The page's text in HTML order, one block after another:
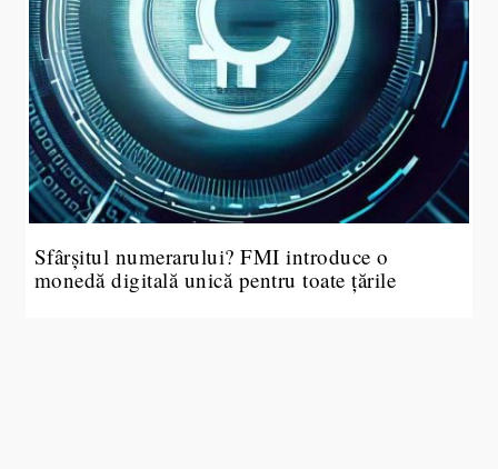
Sfârșitul numerarului? FMI introduce o
monedă digitală unică pentru toate țările